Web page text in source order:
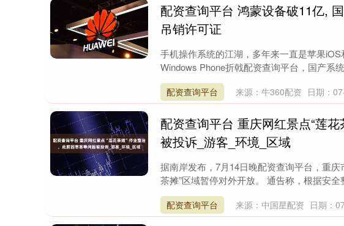
配资查询平台 鸿蒙设备破11亿,
吊销许可证
手机操作系统的江湖，多年来一直是苹果
Windows Phone折戟配资查询平台，国产系
配资查询平台 来源：牛360配资 日期：
配资查询平台 重庆网红景点“莲
被投诉_游客_环境_区域
据南岸发布，7月14日晚配资查询平台，重
茶摊”区域暂停对外开放。 通告称，根据安
配资查询平台 来源：中国星配资 日期：